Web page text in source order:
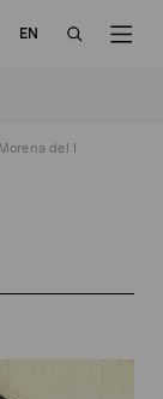
EN
del I